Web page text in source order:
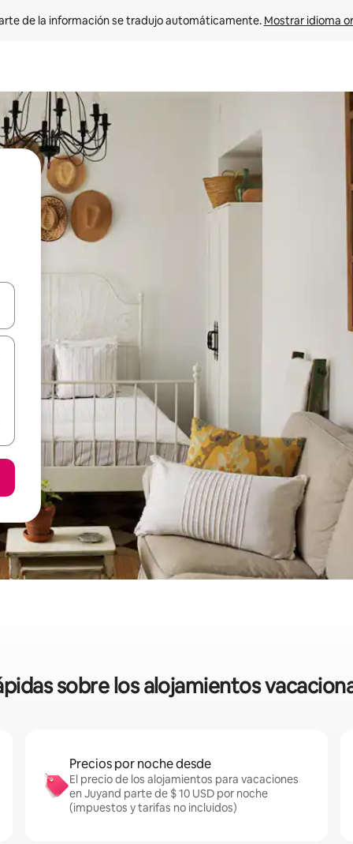
de la información se tradujo automáticamente. Mostrar idioma
las teclas de flecha hacia arriba y hacia abajo o explorá deslizando
sobre los alojamientos
Precios por noche desde
El precio de los alojamientos para vacaciones
en Juyand parte de $ 10 USD por noche
(impuestos y tarifas no incluidos)